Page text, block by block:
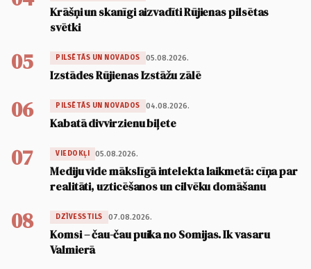
Krāšņi un skanīgi aizvadīti Rūjienas pilsētas
svētki
05 PILSĒTĀS UN NOVADOS 05.08.2026.
Izstādes Rūjienas Izstāžu zālē
06 PILSĒTĀS UN NOVADOS 04.08.2026.
Kabatā divvirzienu biļete
07 VIEDOKĻI 05.08.2026.
Mediju vide mākslīgā intelekta laikmetā: cīņa par
realitāti, uzticēšanos un cilvēku domāšanu
08 DZĪVESSTILS 07.08.2026.
Komsi – čau-čau puika no Somijas. Ik vasaru
Valmierā